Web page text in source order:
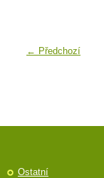
← Předchozí
Ostatní